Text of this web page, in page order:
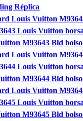
Réplica
Louis Vuitton
Louis Vuitton
M93643 Bld
Louis Vuitton
Louis Vuitton
M93644 Bld
Louis Vuitton
Louis Vuitton
M93645 Bld